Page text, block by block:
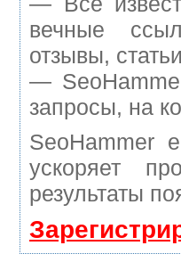
вечные
отзывы,
—
запросы, на
SeoHammer
ускоряет
результаты